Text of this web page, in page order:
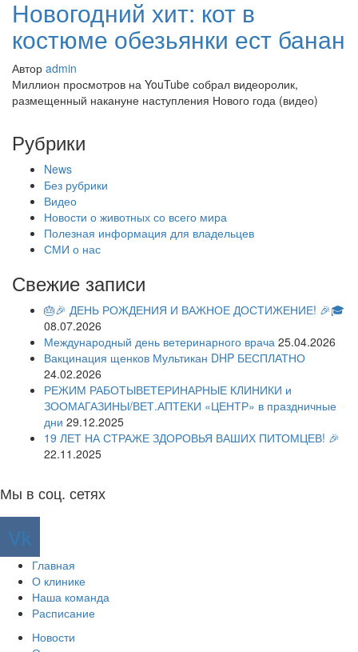
Новогодний хит: кот в
костюме обезьянки ест банан
Автор admin
Миллион просмотров на YouTube собрал видеоролик,
размещенный накануне наступления Нового года (видео)
Рубрики
News
Без рубрики
Видео
Новости о животных со всего мира
Полезная информация для владельцев
СМИ о нас
Свежие записи
🎂🎉 ДЕНЬ РОЖДЕНИЯ И ВАЖНОЕ ДОСТИЖЕНИЕ! 🎉🎓
08.07.2026
Международный день ветеринарного врача 25.04.2026
Вакцинация щенков Мультикан DHP БЕСПЛАТНО
24.02.2026
РЕЖИМ РАБОТЫВЕТЕРИНАРНЫЕ КЛИНИКИ и
ЗООМАГАЗИНЫ/ВЕТ.АПТЕКИ «ЦЕНТР» в праздничные
дни 29.12.2025
19 ЛЕТ НА СТРАЖЕ ЗДОРОВЬЯ ВАШИХ ПИТОМЦЕВ! 🎉
22.11.2025
Мы в соц. сетях
Vk
Главная
О клинике
Наша команда
Расписание
Новости